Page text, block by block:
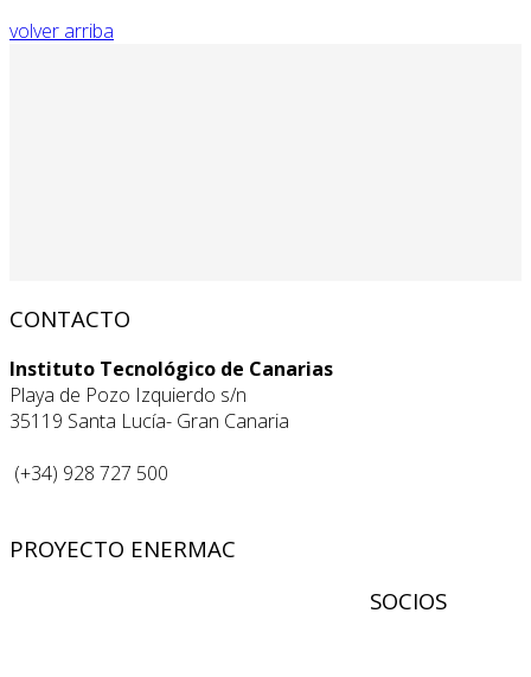
volver arriba
CONTACTO
Instituto Tecnológico de Canarias
Playa de Pozo Izquierdo s/n
35119 Santa Lucía- Gran Canaria
(+34) 928 727 500
PROYECTO ENERMAC
SOCIOS